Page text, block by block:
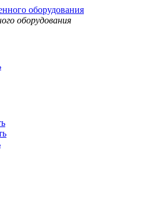
оборудования